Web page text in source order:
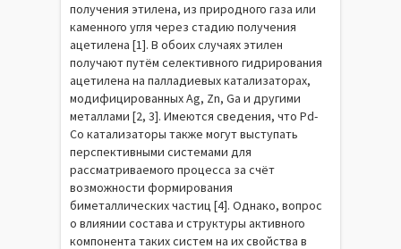
получения этилена, из природного газа или
каменного угля через стадию получения
ацетилена [1]. В обоих случаях этилен
получают путём селективного гидрирования
ацетилена на палладиевых катализаторах,
модифицированных Ag, Zn, Ga и другими
металлами [2, 3]. Имеются сведения, что Pd-
Co катализаторы также могут выступать
перспективными системами для
рассматриваемого процесса за счёт
возможности формирования
биметаллических частиц [4]. Однако, вопрос
о влиянии состава и структуры активного
компонента таких систем на их свойства в